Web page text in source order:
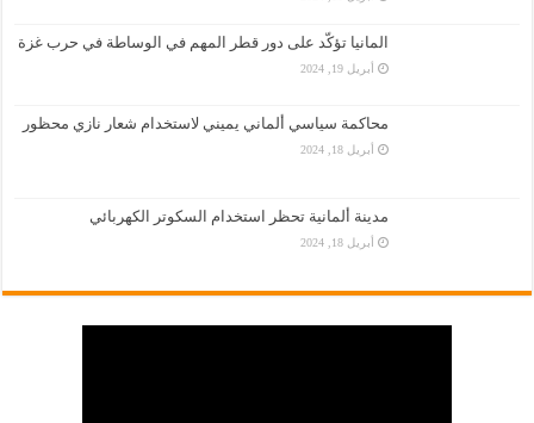
المانيا تؤكّد على دور قطر المهم في الوساطة في حرب غزة
أبريل 19, 2024
محاكمة سياسي ألماني يميني لاستخدام شعار نازي محظور
أبريل 18, 2024
مدينة ألمانية تحظر استخدام السكوتر الكهربائي
أبريل 18, 2024